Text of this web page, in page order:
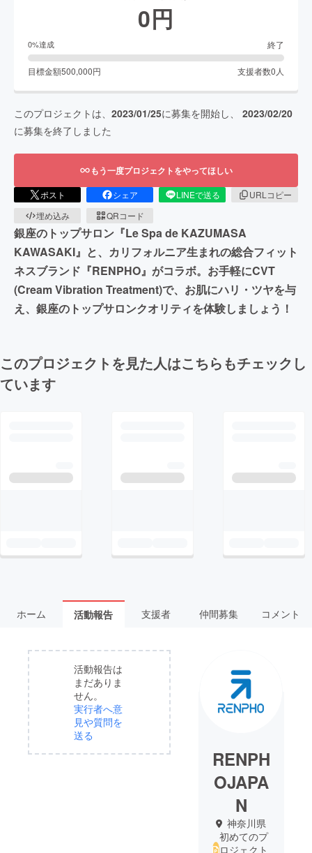
0円
0%達成 終了
目標金額500,000円 支援者数0 人
このプロジェクトは、 2023/01/25に募集を開始し、 2023/02/20
に募集を終了しました
もう一度プロジェクトをやってほしい
ポスト シェア LINEで送る
URLコピー
埋め込み
QRコード
銀座のトップサロン『Le Spa de KAZUMASA
KAWASAKI』と、カリフォルニア生まれの総合フィット
ネスブランド『RENPHO』がコラボ。お手軽にCVT
(Cream Vibration Treatment)で、お肌にハリ・ツヤを与
え、銀座のトップサロンクオリティを体験しましょう！
このプロジェクトを見た人はこちらもチェックし
ています
ホーム 活動報告 支援者 仲間募集 コメント
活動報告は
まだありま
せん。
実行者へ意
見や質問を
送る
RENPH
OJAPA
N
神奈川県
初めてのプ
ロジェクト